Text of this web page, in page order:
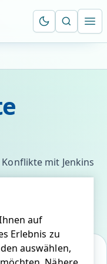
Suche
mit Jenkins
auf
Erlebnis zu
auswählen,